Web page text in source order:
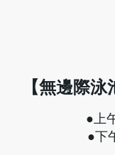
【無邊際
●上
●下